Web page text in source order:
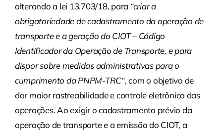
alterando a lei 13.703/18, para “criar a
obrigatoriedade de cadastramento da operação de
transporte e a geração do CIOT – Código
Identificador da Operação de Transporte, e para
dispor sobre medidas administrativas para o
cumprimento da PNPM-TRC“, com o objetivo de
dar maior rastreabilidade e controle eletrônico das
operações. Ao exigir o cadastramento prévio da
operação de transporte e a emissão do CIOT, a